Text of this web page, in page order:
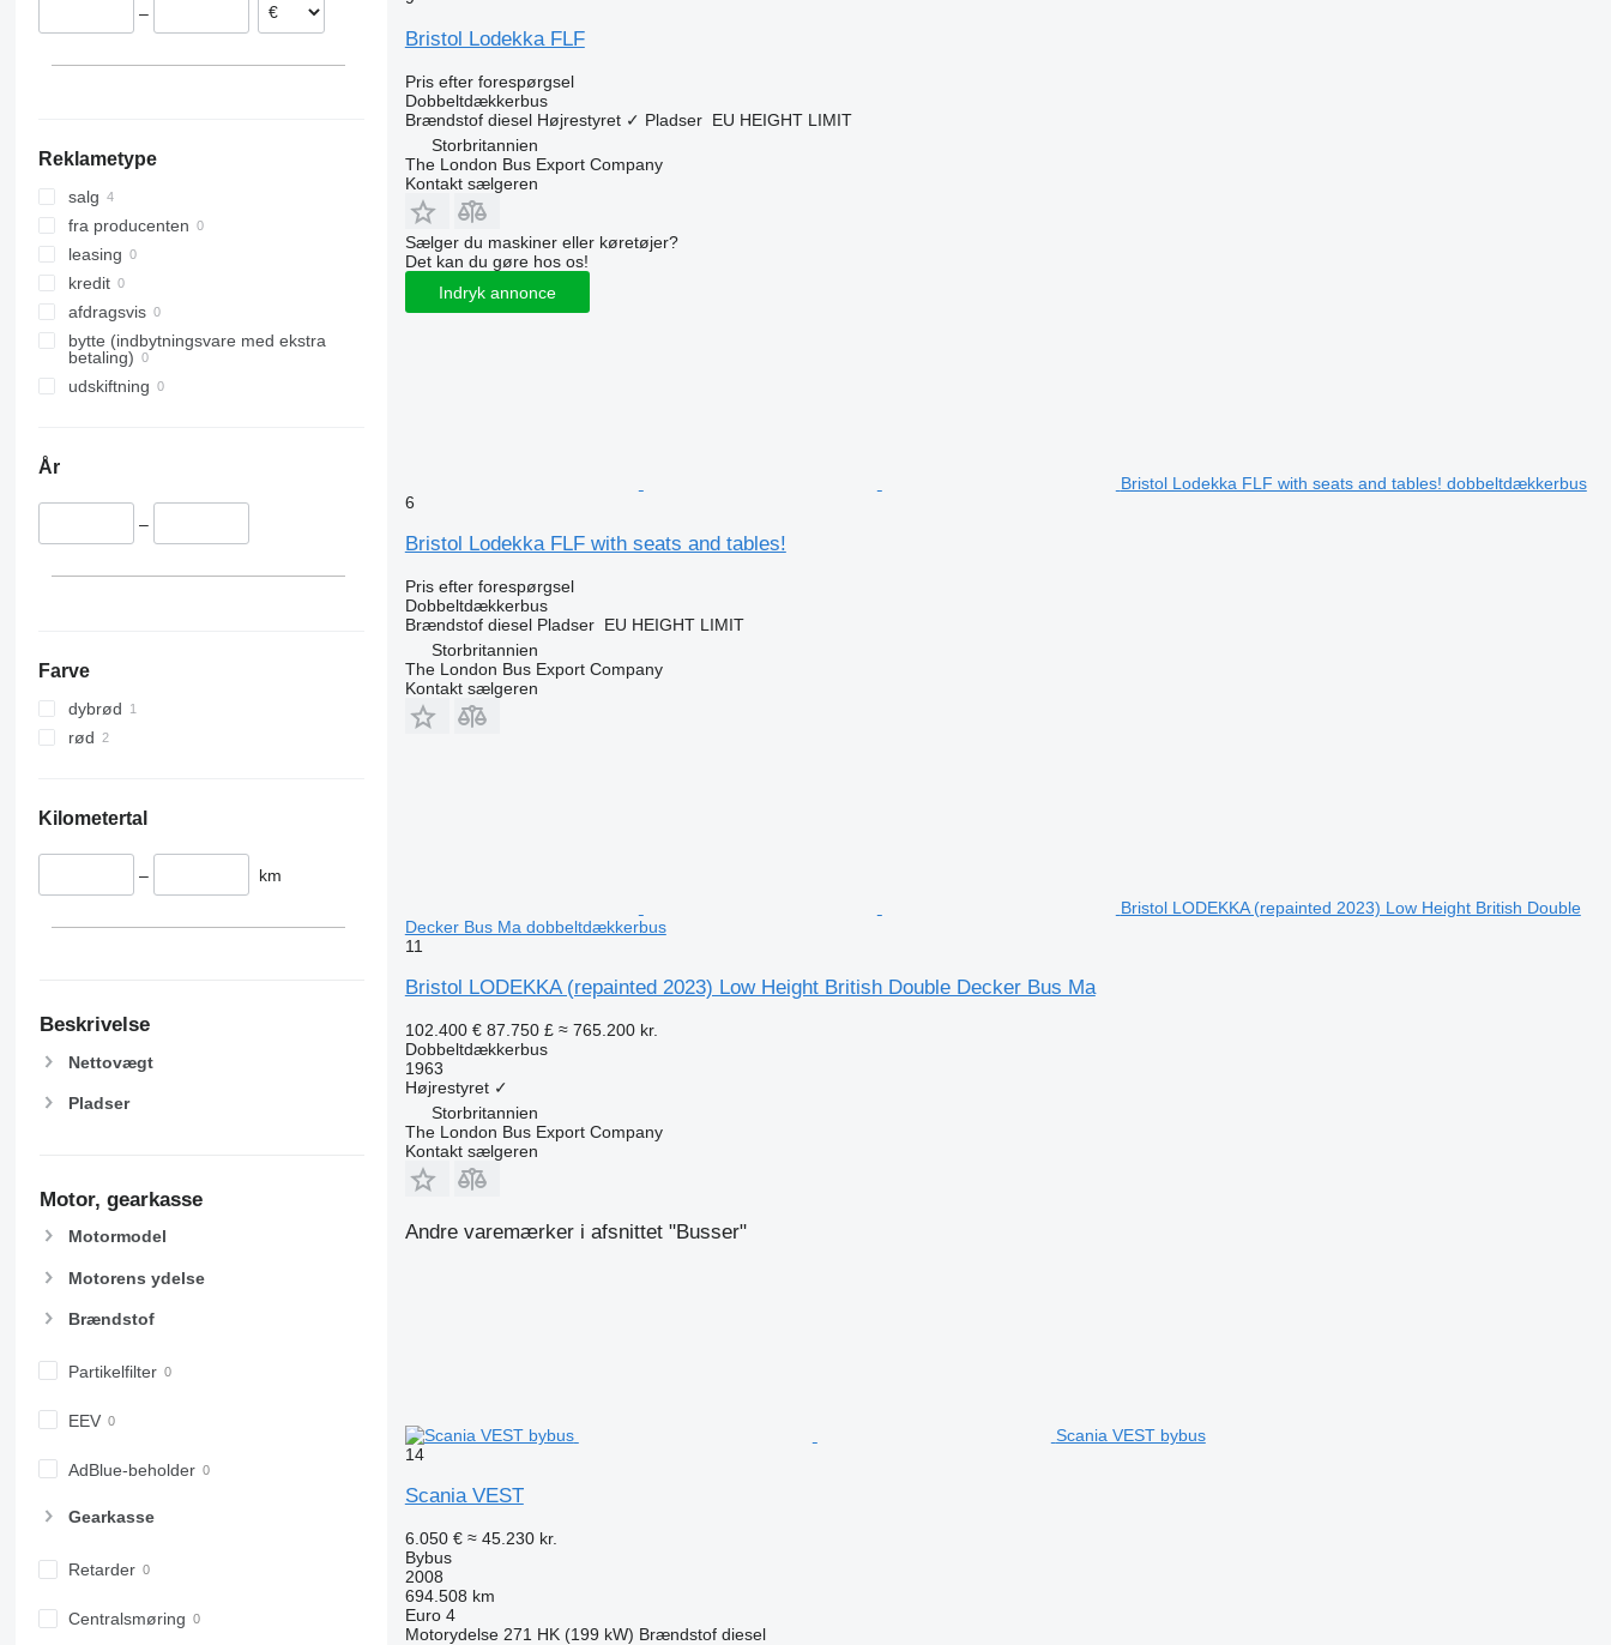
–
Reklametype
salg
fra producenten
leasing
kredit
afdragsvis
bytte (indbytningsvare med ekstra
betaling)
udskiftning
År
–
Farve
dybrød
rød
Kilometertal
– km
Beskrivelse
Nettovægt
Pladser
Motor, gearkasse
Motormodel
Motorens ydelse
Brændstof
Partikelfilter
EEV
AdBlue-beholder
Gearkasse
Retarder
Centralsmøring
Bristol Lodekka FLF
Pris efter forespørgsel
Dobbeltdækkerbus
Brændstof diesel Højrestyret ✓ Pladser EU HEIGHT LIMIT
Storbritannien
The London Bus Export Company
Kontakt sælgeren
Sælger du maskiner eller køretøjer?
Det kan du gøre hos os!
Indryk annonce
Bristol Lodekka FLF with seats and tables! dobbeltdækkerbus
6
Bristol Lodekka FLF with seats and tables!
Pris efter forespørgsel
Dobbeltdækkerbus
Brændstof diesel Pladser EU HEIGHT LIMIT
Storbritannien
The London Bus Export Company
Kontakt sælgeren
Bristol LODEKKA (repainted 2023) Low Height British Double
Decker Bus Ma dobbeltdækkerbus
11
Bristol LODEKKA (repainted 2023) Low Height British Double Decker Bus Ma
102.400 € 87.750 £ ≈ 765.200 kr.
Dobbeltdækkerbus
1963
Højrestyret ✓
Storbritannien
The London Bus Export Company
Kontakt sælgeren
Andre varemærker i afsnittet "Busser"
Scania VEST bybus
14
Scania VEST
6.050 € ≈ 45.230 kr.
Bybus
2008
694.508 km
Euro 4
Motorydelse 271 HK (199 kW) Brændstof diesel